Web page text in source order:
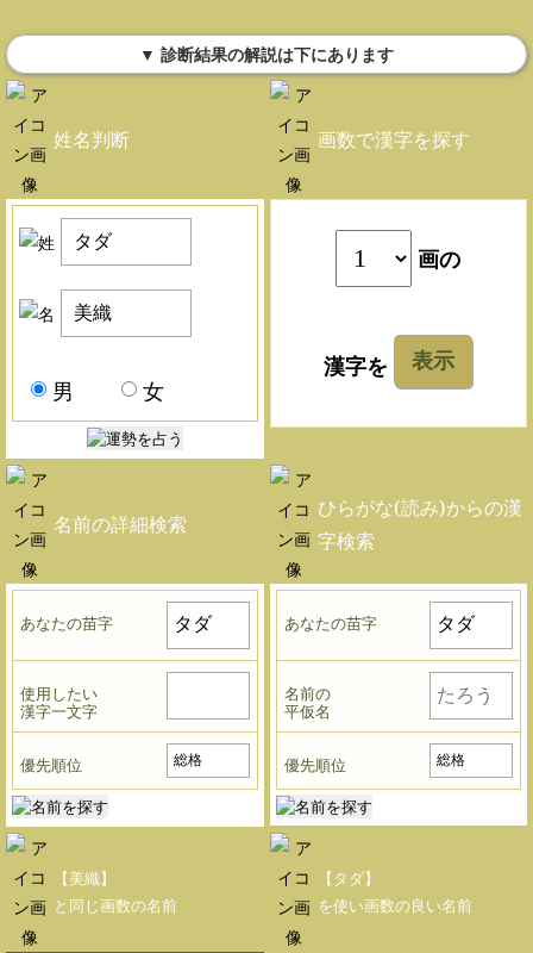
▼ 診断結果の解説は下にあります
姓名判断
男 女
画数で漢字を探す
画の
漢字を 表示
名前の詳細検索
あなたの苗字
使用したい
漢字一文字
優先順位
ひらがな(読み)からの漢
字検索
あなたの苗字
名前の
平仮名
優先順位
【美織】
と同じ画数の名前
【タダ】
を使い画数の良い名前